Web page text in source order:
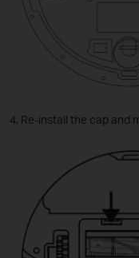
4. Re-install the cap and